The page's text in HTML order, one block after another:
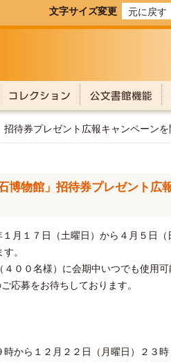
文字サイズ変更 元に戻す
待券プレゼント広報キャンペーン
博物館」招待券プレゼント広
月１７日（土曜日）から４月５日（
。
００名様）に会期中いつでも使用
応募をお待ちしております。
時から１２月２２日（月曜日）２３